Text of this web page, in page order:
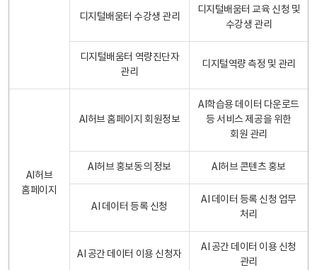
디지털배움터 수강생 관리
디지털배움터 교육 신청 및
수강생 관리
디지털배움터 역량진단자
관리
디지털역량 측정 및 관리
AI허브
홈페이지
AI허브 홈페이지 회원정보
AI학습용 데이터 다운로드
등 서비스 제공을 위한
회원 관리
AI허브 홍보동의 정보 AI허브 콘텐츠 홍보
AI 데이터 등록 신청
AI 데이터 등록 신청 업무
처리
AI 공간 데이터 이용 신청자
AI 공간 데이터 이용 신청
관리